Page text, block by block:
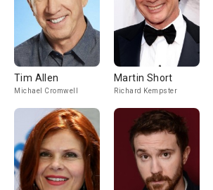
Tim Allen
Michael Cromwell
Martin Short
Richard Kempster